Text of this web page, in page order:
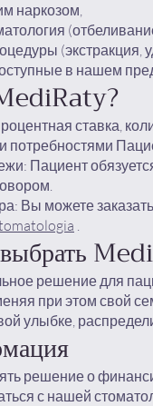
наркозом,
(экстракция,
в нашем
ставка,
потребностями
Пациент
Вы можете
.
решение для
при этом свой
улыбке,
решение о
с нашей